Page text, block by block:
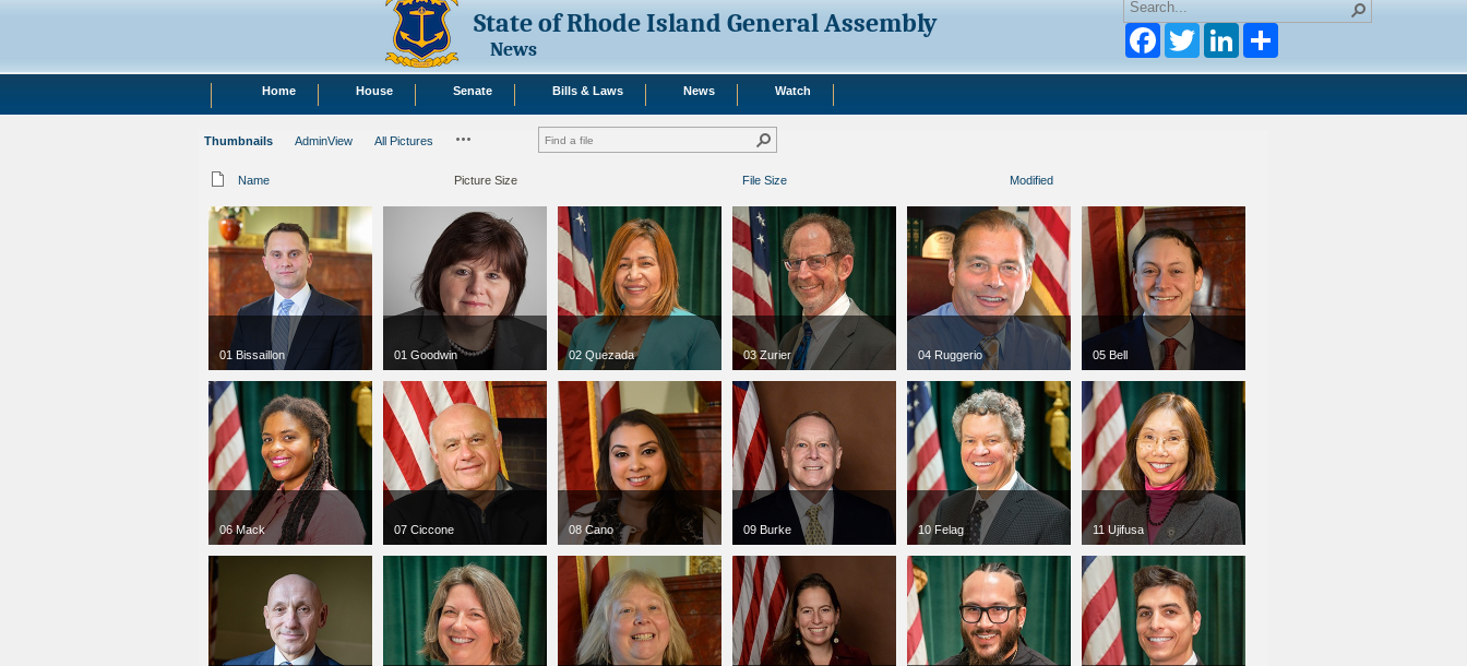
State of Rhode Island General Assembly
News
FacebookTwitter LinkedIn
Home House Senate Bills & Laws News Watch
Thumbnails AdminView All Pictures
Name Picture Size File Size Modified
01 Bissaillon
jpg300 x 300
42 KB
01 Goodwin
jpg300 x 300
83 KB
02 Quezada
jpg300 x 300
198 KB
03 Zurier
jpg300 x 300
152 KB
04 Ruggerio
jpg300 x 300
115 KB
05 Bell
jpg300 x 300
90 KB
06 Mack
jpg300 x 300
07 Ciccone
jpg300 x 300
08 Cano
jpg300 x 300
107 KB
09 Burke
jpg300 x 300
113 KB
10 Felag
jpg300 x 300
158 KB
11 Ujifusa
jpg300 x 300
216 KB